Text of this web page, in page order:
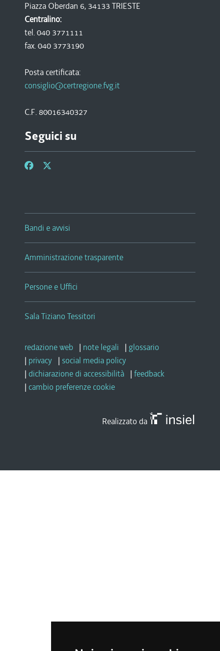
Piazza Oberdan 6, 34133 TRIESTE
Centralino:
tel. 040 3771111
fax. 040 3773190
Posta certificata:
consiglio@certregione.fvg.it
C.F. 80016340327
Seguici su
Bandi e avvisi
Amministrazione trasparente
Persone e Uffici
Sala Tiziano Tessitori
redazione web | note legali | glossario
| privacy | social media policy
| dichiarazione di accessibilità | feedback
| cambio preferenze cookie
Realizzato da